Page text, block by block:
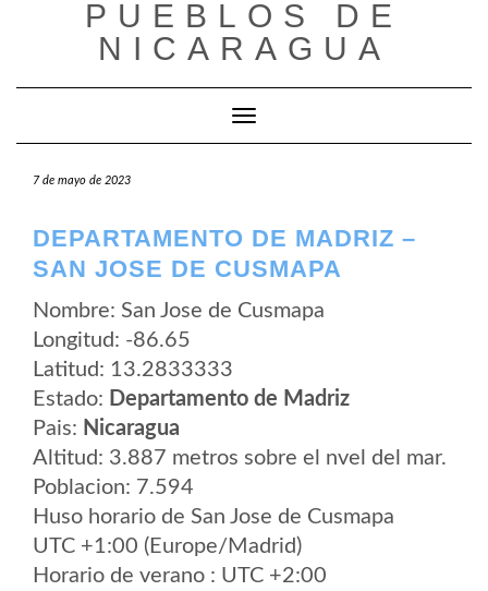
PUEBLOS DE
NICARAGUA
Cambiar modo de navegación
7 de mayo de 2023
DEPARTAMENTO DE MADRIZ –
SAN JOSE DE CUSMAPA
Nombre: San Jose de Cusmapa
Longitud: -86.65
Latitud: 13.2833333
Estado: Departamento de Madriz
Pais: Nicaragua
Altitud: 3.887 metros sobre el nvel del mar.
Poblacion: 7.594
Huso horario de San Jose de Cusmapa
UTC +1:00 (Europe/Madrid)
Horario de verano : UTC +2:00